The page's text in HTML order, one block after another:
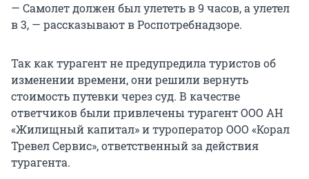
— Самолет должен был улететь в 9 часов, а улетел
в 3, — рассказывают в Роспотребнадзоре.
Так как турагент не предупредила туристов об
изменении времени, они решили вернуть
стоимость путевки через суд. В качестве
ответчиков были привлечены турагент ООО АН
«Жилищный капитал» и туроператор ООО «Корал
Тревел Сервис», ответственный за действия
турагента.